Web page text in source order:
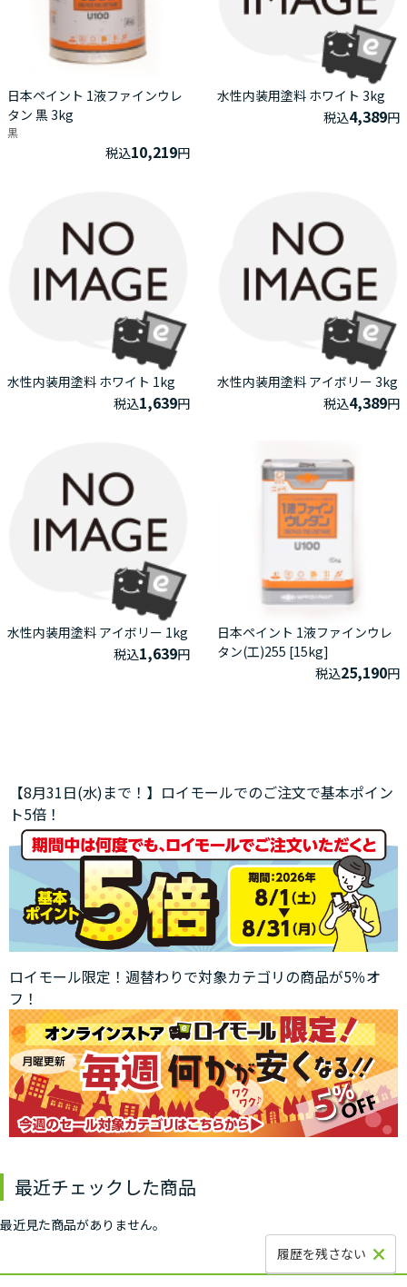
日本ペイント 1液ファインウレ
タン 黒 3kg
黒
税込10,219円
水性内装用塗料 ホワイト 3kg
税込4,389円
水性内装用塗料 ホワイト 1kg
税込1,639円
水性内装用塗料 アイボリー 3kg
税込4,389円
水性内装用塗料 アイボリー 1kg
税込1,639円
日本ペイント 1液ファインウレ
タン(工)255 [15kg]
税込25,190円
【8月31日(水)まで！】ロイモールでのご注文で基本ポイン
ト5倍！
ロイモール限定！週替わりで対象カテゴリの商品が5％オ
フ！
最近チェックした商品
最近見た商品がありません。
履歴を残さない